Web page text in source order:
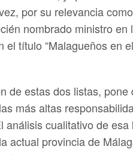
por su relevancia
nombrado ministro en
título “Malagueños en
de estas dos listas,
más altas
análisis cualitativo de
actual provincia de